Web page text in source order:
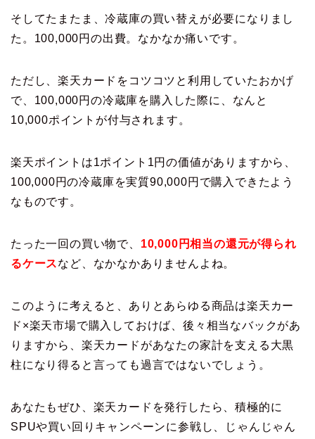
そしてたまたま、冷蔵庫の買い替えが必要になりまし
た。100,000円の出費。なかなか痛いです。
ただし、楽天カードをコツコツと利用していたおかげ
で、100,000円の冷蔵庫を購入した際に、なんと
10,000ポイントが付与されます。
楽天ポイントは1ポイント1円の価値がありますから、
100,000円の冷蔵庫を実質90,000円で購入できたよう
なものです。
たった一回の買い物で、 10,000円相当の還元が得られ
るケースなど、なかなかありませんよね。
このように考えると、ありとあらゆる商品は楽天カー
ド×楽天市場で購入しておけば、後々相当なバックがあ
りますから、楽天カードがあなたの家計を支える大黒
柱になり得ると言っても過言ではないでしょう。
あなたもぜひ、楽天カードを発行したら、積極的に
SPUや買い回りキャンペーンに参戦し、じゃんじゃん